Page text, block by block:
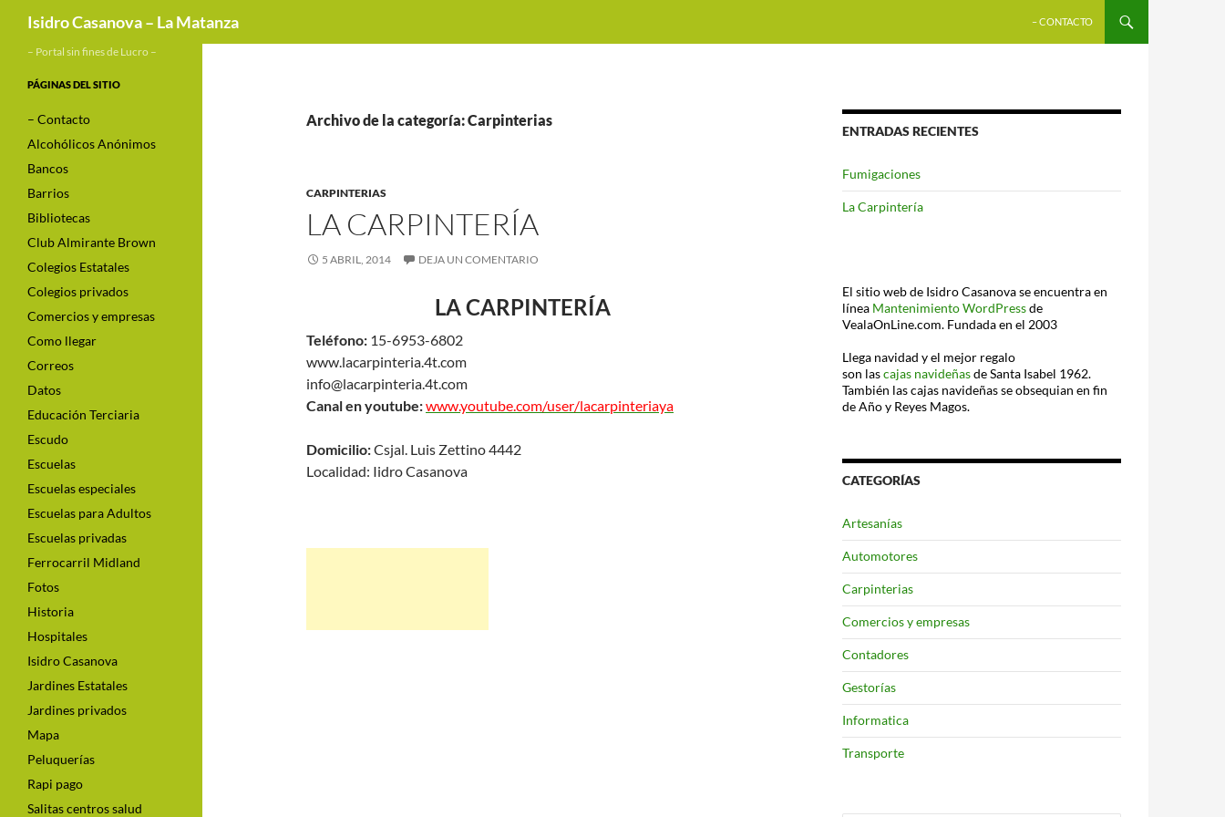
Isidro Casanova – La Matanza
– CONTACTO
Archivo de la categoría: Carpinterias
CARPINTERIAS
LA CARPINTERÍA
5 ABRIL, 2014 DEJA UN COMENTARIO
LA CARPINTERÍA
Teléfono: 15-6953-6802
www.lacarpinteria.4t.com
info@lacarpinteria.4t.com
Canal en youtube:www.youtube.com/user/lacarpinteriaya
Domicilio:Csjal. Luis Zettino 4442
Localidad: Iidro Casanova
ENTRADAS RECIENTES
Fumigaciones
La Carpintería
El sitio web de Isidro Casanova se encuentra en
línea Mantenimiento WordPressde
VealaOnLine.com. Fundada en el 2003
Llega navidad y el mejor regalo
son lascajas navideñasde Santa Isabel 1962.
También las cajas navideñas se obsequian en fin
de Año y Reyes Magos.
CATEGORÍAS
Artesanías
Automotores
Carpinterias
Comercios y empresas
Contadores
Gestorías
Informatica
Transporte
– Portal sin fines de Lucro –
PÁGINAS DEL SITIO
– Contacto
Alcohólicos Anónimos
Bancos
Barrios
Bibliotecas
Club Almirante Brown
Colegios Estatales
Colegios privados
Comercios y empresas
Como llegar
Correos
Datos
Educación Terciaria
Escudo
Escuelas
Escuelas especiales
Escuelas para Adultos
Escuelas privadas
Ferrocarril Midland
Fotos
Historia
Hospitales
Isidro Casanova
Jardines Estatales
Jardines privados
Mapa
Peluquerías
Rapi pago
Salitas centros salud